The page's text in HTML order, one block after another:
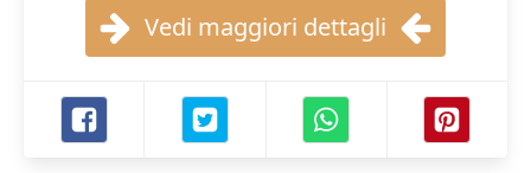
Vedi maggiori dettagli